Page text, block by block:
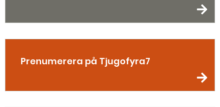
Prenumerera på Tjugofyra7